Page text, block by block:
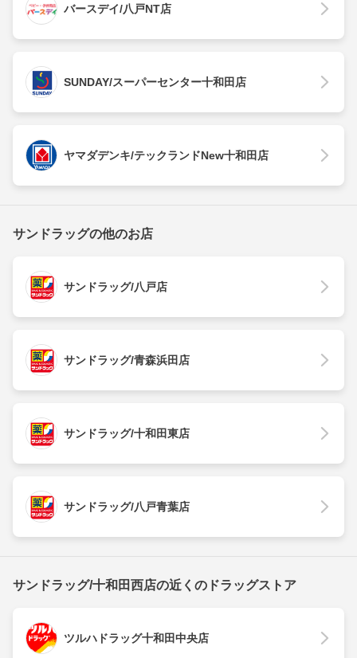
バースデイ/八戸NT店
SUNDAY/スーパーセンター十和田店
ヤマダデンキ/テックランドNew十和田店
サンドラッグの他のお店
サンドラッグ/八戸店
サンドラッグ/青森浜田店
サンドラッグ/十和田東店
サンドラッグ/八戸青葉店
サンドラッグ/十和田西店の近くのドラッグストア
ツルハドラッグ十和田中央店